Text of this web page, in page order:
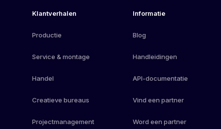
Klantverhalen
Productie
Service & montage
Handel
Creatieve bureaus
Projectmanagement
Informatie
Blog
Handleidingen
API-documentatie
Vind een partner
Word een partner